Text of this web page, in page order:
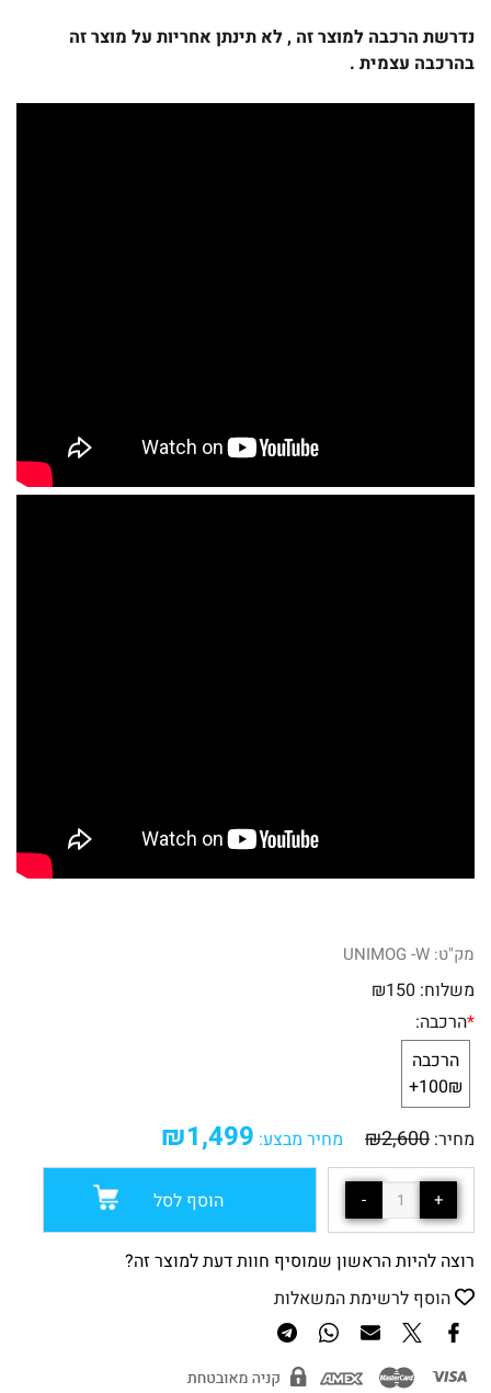
נדרשת הרכבה למוצר זה , לא תינתן אחריות על מוצר זה
בהרכבה עצמית .
מק"ט: UNIMOG -W
משלוח: ₪150
*הרכבה:
הרכבה
100₪+
מחיר:
₪2,600 מחיר מבצע: ₪1,499
הוסף לסל
רוצה להיות הראשון שמוסיף חוות דעת למוצר זה?
הוסף לרשימת המשאלות